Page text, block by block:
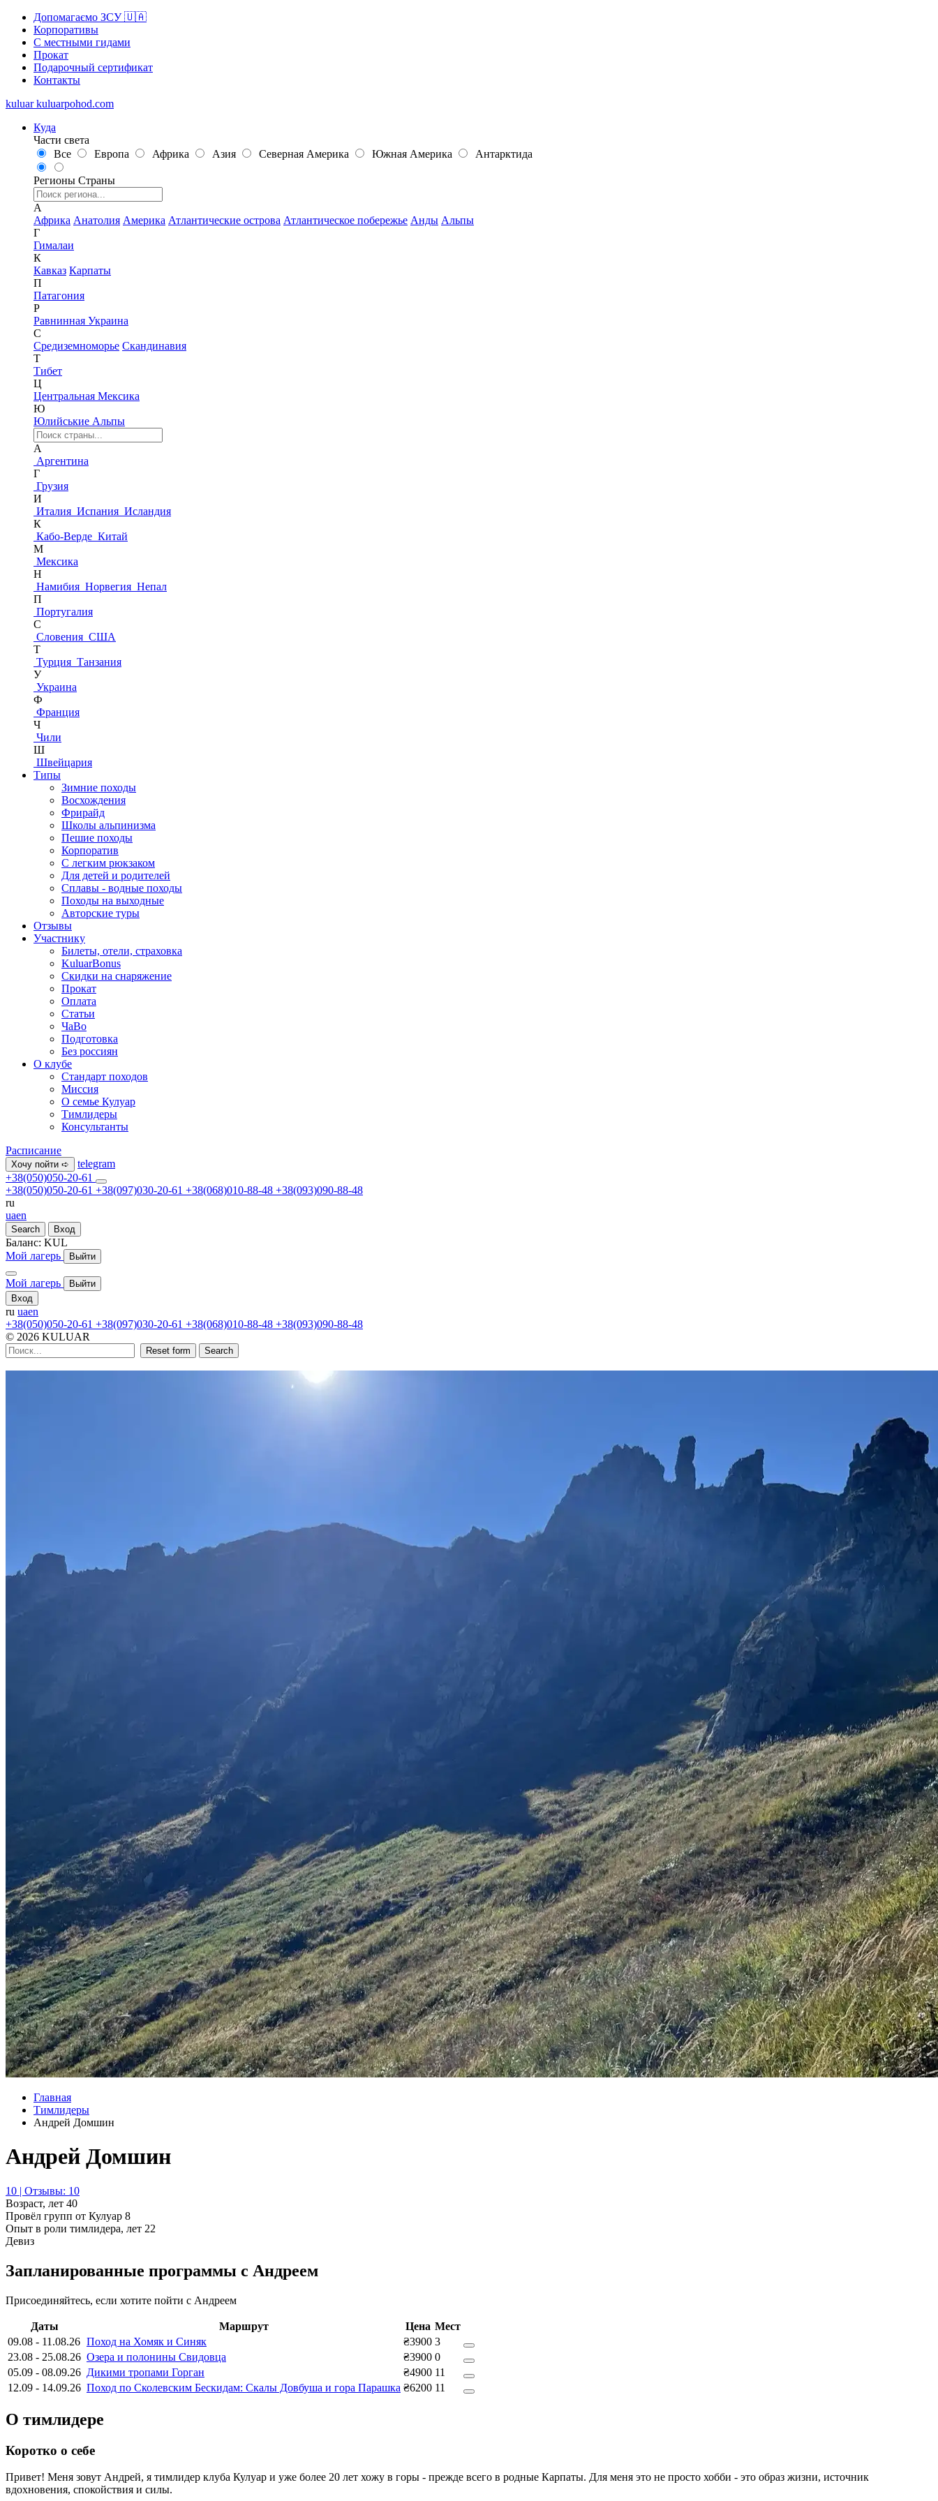
Допомагаємо ЗСУ 🇺🇦
Корпоративы
С местными гидами
Прокат
Подарочный сертификат
Контакты
kuluar kuluarpohod.com
Куда
Части света
Все
Европа Африка Азия Северная Америка Южная Америка Антарктида
Регионы Страны
А
Африка Анатолия Америка Атлантические острова Атлантическое побережье Анды Альпы
Г
Гималаи
К
Кавказ Карпаты
П
Патагония
Р
Равнинная Украина
С
Средиземноморье Скандинавия
Т
Тибет
Ц
Центральная Мексика
Ю
Юлийськие Альпы
А
Аргентина
Г
Грузия
И
Италия Испания Исландия
К
Кабо-Верде Китай
М
Мексика
Н
Намибия Норвегия Непал
П
Португалия
С
Словения США
Т
Турция Танзания
У
Украина
Ф
Франция
Ч
Чили
Ш
Швейцария
Типы
Зимние походы
Восхождения
Фрирайд
Школы альпинизма
Пешие походы
Корпоратив
С легким рюкзаком
Для детей и родителей
Сплавы - водные походы
Походы на выходные
Авторские туры
Отзывы
Участнику
Билеты, отели, страховка
KuluarBonus
Скидки на снаряжение
Прокат
Оплата
Статьи
ЧаВо
Подготовка
Без россиян
О клубе
Стандарт походов
Миссия
О семье Кулуар
Тимлидеры
Консультанты
Расписание
Хочу пойти ➪
telegram
+38(050)050-20-61
+38(050)050-20-61 +38(097)030-20-61 +38(068)010-88-48 +38(093)090-88-48
ru
uaen
Search Вход
Баланс: KUL
Мой лагерь
Выйти
Мой лагерь
Выйти
Вход
ru uaen
+38(050)050-20-61 +38(097)030-20-61 +38(068)010-88-48 +38(093)090-88-48
© 2026 KULUAR
Reset form Search
Главная
Тимлидеры
Андрей Домшин
Андрей Домшин
10 | Отзывы: 10
Возраст, лет 40
Провёл групп от Кулуар 8
Опыт в роли тимлидера, лет 22
Девиз
Запланированные программы с Андреем
Присоединяйтесь, если хотите пойти с Андреем
Даты Маршрут Цена Мест
09.08 - 11.08.26 Поход на Хомяк и Синяк ₴3900 3
23.08 - 25.08.26 Озера и полонины Свидовца ₴3900 0
05.09 - 08.09.26 Дикими тропами Горган ₴4900 11
12.09 - 14.09.26 Поход по Сколевским Бескидам: Скалы Довбуша и гора Парашка ₴6200 11
О тимлидере
Коротко о себе
Привет! Меня зовут Андрей, я тимлидер клуба Кулуар и уже более 20 лет хожу в горы - прежде всего в родные Карпаты. Для меня это не просто хобби - это образ жизни, источник
вдохновения, спокойствия и силы.